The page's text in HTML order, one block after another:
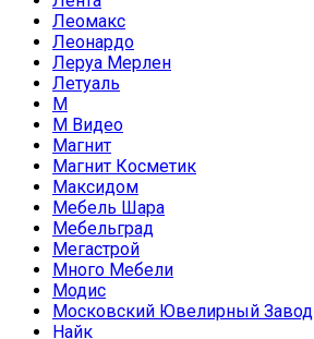
Леомакс
Леонардо
Леруа Мерлен
Летуаль
М
М Видео
Магнит
Магнит Косметик
Максидом
Мебель Шара
Мебельград
Мегастрой
Много Мебели
Модис
Московский Ювелирный Завод
Найк